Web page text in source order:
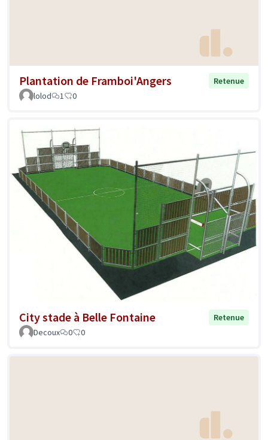
Plantation de Framboi'Angers
Retenue
lolod
1 0
City stade à Belle Fontaine
Retenue
Decoux
0 0